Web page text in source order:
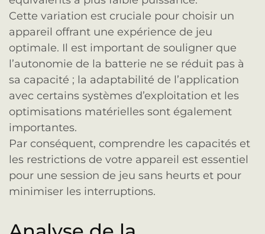
Cette variation est cruciale pour choisir un
appareil offrant une expérience de jeu
optimale. Il est important de souligner que
l’autonomie de la batterie ne se réduit pas à
sa capacité ; la adaptabilité de l’application
avec certains systèmes d’exploitation et les
optimisations matérielles sont également
importantes.
Par conséquent, comprendre les capacités et
les restrictions de votre appareil est essentiel
pour une session de jeu sans heurts et pour
minimiser les interruptions.